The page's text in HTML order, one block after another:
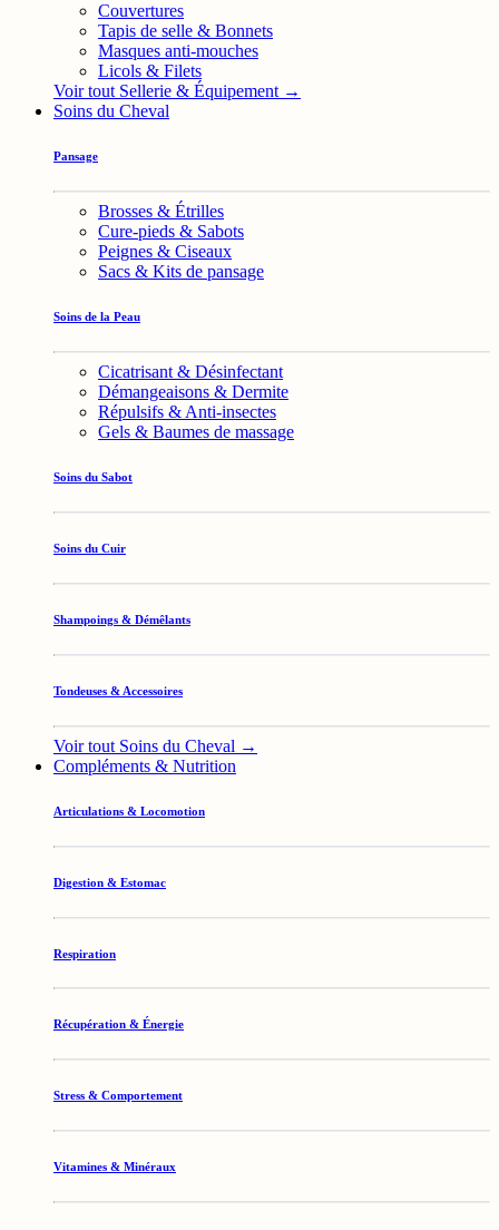
Couvertures
Tapis de selle & Bonnets
Masques anti-mouches
Licols & Filets
Voir tout Sellerie & Équipement →
Soins du Cheval
Pansage
Brosses & Étrilles
Cure-pieds & Sabots
Peignes & Ciseaux
Sacs & Kits de pansage
Soins de la Peau
Cicatrisant & Désinfectant
Démangeaisons & Dermite
Répulsifs & Anti-insectes
Gels & Baumes de massage
Soins du Sabot
Soins du Cuir
Shampoings & Démêlants
Tondeuses & Accessoires
Voir tout Soins du Cheval →
Compléments & Nutrition
Articulations & Locomotion
Digestion & Estomac
Respiration
Récupération & Énergie
Stress & Comportement
Vitamines & Minéraux